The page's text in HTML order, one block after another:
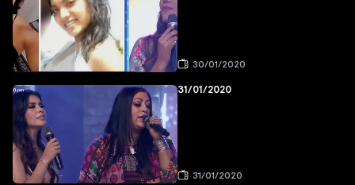
30/01/2020
31/01/2020
31/01/2020